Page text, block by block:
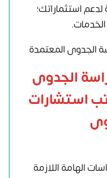
لدعم استثماراتك؛
الجدوى المعتمدة
الجدوى
استشارات
الهامة اللازمة